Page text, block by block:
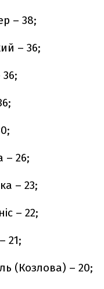
– 38;
– 36;
– 26;
– 23;
– 22;
21;
(Козлова) – 20;